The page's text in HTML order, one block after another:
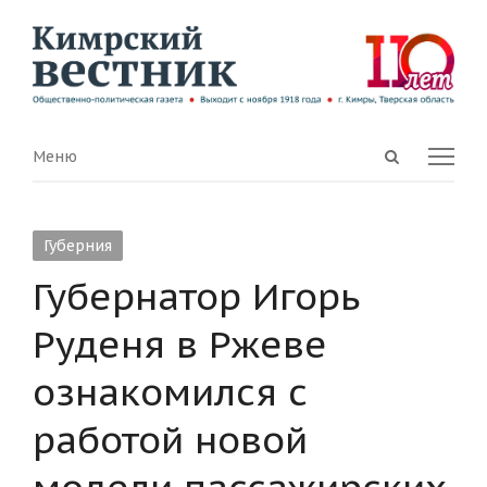
Open
Menu
Меню
Губерния
Губернатор Игорь
Руденя в Ржеве
ознакомился с
работой новой